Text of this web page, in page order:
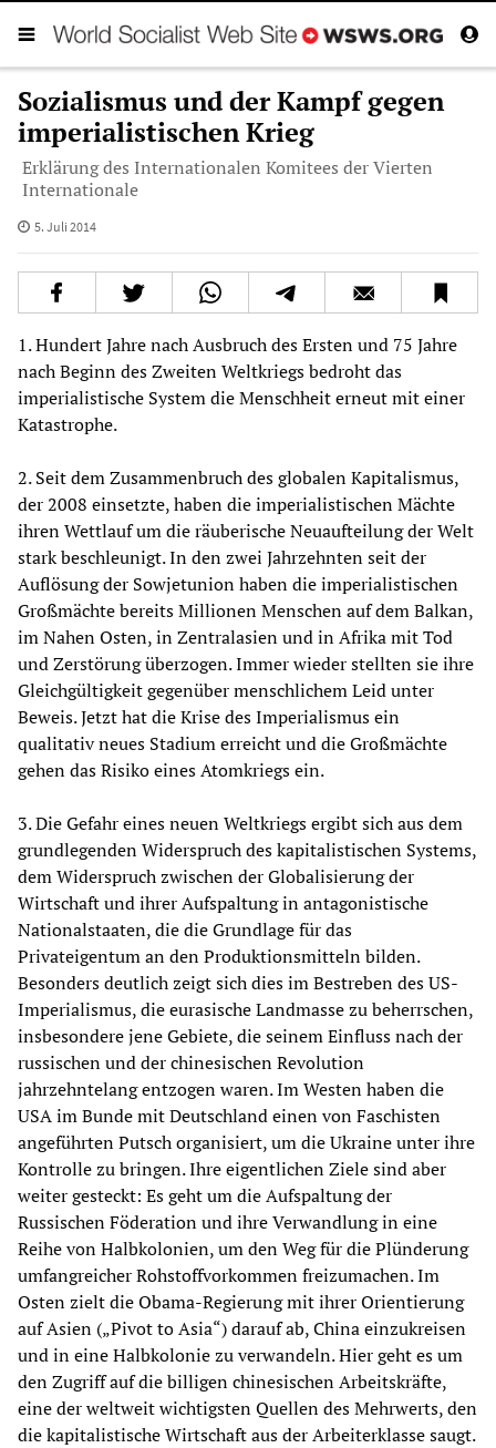
Sozialismus und der Kampf gegen
imperialistischen Krieg
Erklärung des Internationalen Komitees der Vierten
Internationale
5. Juli 2014
1. Hundert Jahre nach Ausbruch des Ersten und 75 Jahre
nach Beginn des Zweiten Weltkriegs bedroht das
imperialistische System die Menschheit erneut mit einer
Katastrophe.
2. Seit dem Zusammenbruch des globalen Kapitalismus,
der 2008 einsetzte, haben die imperialistischen Mächte
ihren Wettlauf um die räuberische Neuaufteilung der Welt
stark beschleunigt. In den zwei Jahrzehnten seit der
Auflösung der Sowjetunion haben die imperialistischen
Großmächte bereits Millionen Menschen auf dem Balkan,
im Nahen Osten, in Zentralasien und in Afrika mit Tod
und Zerstörung überzogen. Immer wieder stellten sie ihre
Gleichgültigkeit gegenüber menschlichem Leid unter
Beweis. Jetzt hat die Krise des Imperialismus ein
qualitativ neues Stadium erreicht und die Großmächte
gehen das Risiko eines Atomkriegs ein.
3. Die Gefahr eines neuen Weltkriegs ergibt sich aus dem
grundlegenden Widerspruch des kapitalistischen Systems,
dem Widerspruch zwischen der Globalisierung der
Wirtschaft und ihrer Aufspaltung in antagonistische
Nationalstaaten, die die Grundlage für das
Privateigentum an den Produktionsmitteln bilden.
Besonders deutlich zeigt sich dies im Bestreben des US-
Imperialismus, die eurasische Landmasse zu beherrschen,
insbesondere jene Gebiete, die seinem Einfluss nach der
russischen und der chinesischen Revolution
jahrzehntelang entzogen waren. Im Westen haben die
USA im Bunde mit Deutschland einen von Faschisten
angeführten Putsch organisiert, um die Ukraine unter ihre
Kontrolle zu bringen. Ihre eigentlichen Ziele sind aber
weiter gesteckt: Es geht um die Aufspaltung der
Russischen Föderation und ihre Verwandlung in eine
Reihe von Halbkolonien, um den Weg für die Plünderung
umfangreicher Rohstoffvorkommen freizumachen. Im
Osten zielt die Obama-Regierung mit ihrer Orientierung
auf Asien („Pivot to Asia“) darauf ab, China einzukreisen
und in eine Halbkolonie zu verwandeln. Hier geht es um
den Zugriff auf die billigen chinesischen Arbeitskräfte,
eine der weltweit wichtigsten Quellen des Mehrwerts, den
die kapitalistische Wirtschaft aus der Arbeiterklasse saugt.